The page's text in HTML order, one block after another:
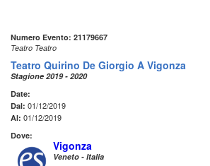
Numero Evento: 21179667
Teatro Teatro
Teatro Quirino De Giorgio A Vigonza
Stagione 2019 - 2020
Date:
Dal: 01/12/2019
Al: 01/12/2019
Dove:
Vigonza
Veneto - Italia